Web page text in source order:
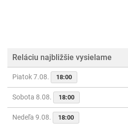
Reláciu najbližšie vysielame
Piatok 7.08. 18:00
Sobota 8.08. 18:00
Nedeľa 9.08. 18:00